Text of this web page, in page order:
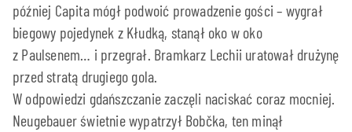
później Capita mógł podwoić prowadzenie gości – wygrał
biegowy pojedynek z Kłudką, stanął oko w oko
z Paulsenem… i przegrał. Bramkarz Lechii uratował drużynę
przed stratą drugiego gola.
W odpowiedzi gdańszczanie zaczęli naciskać coraz mocniej.
Neugebauer świetnie wypatrzył Bobčka, ten minął